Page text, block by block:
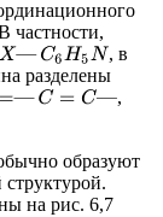
частности,
—C6H5N
, в
разделены
—C=C —
,
образуют
на рис. 6,7